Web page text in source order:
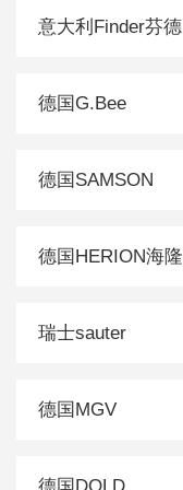
意大利Finder芬德
德国G.Bee
德国SAMSON
德国HERION海隆
瑞士sauter
德国MGV